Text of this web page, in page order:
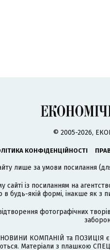
© 2005-2026,
КОНФІДЕНЦІЙНОСТІ
лише за умови посилання
сайті із посиланням на
будь-якій формі, інакше як з
фотографічних
НОВИНИ КОМПАНІЙ та ПОЗИЦІЯ
Матеріали з плашкою